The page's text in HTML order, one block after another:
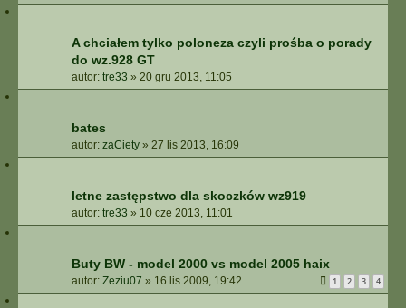
A chciałem tylko poloneza czyli prośba o porady
do wz.928 GT
autor: tre33 » 20 gru 2013, 11:05
bates
autor: zaCiety » 27 lis 2013, 16:09
letne zastępstwo dla skoczków wz919
autor: tre33 » 10 cze 2013, 11:01
Buty BW - model 2000 vs model 2005 haix
autor: Zeziu07 » 16 lis 2009, 19:42 1 2 3 4